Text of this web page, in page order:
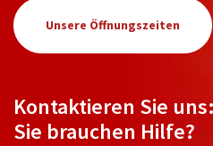
Unsere Öffnungszeiten
Kontaktieren Sie uns:
Sie brauchen Hilfe?